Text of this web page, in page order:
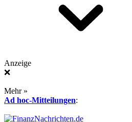
Anzeige
❌
Mehr »
Ad hoc-Mitteilungen: